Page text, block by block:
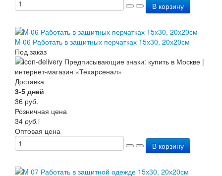
В корзину
M 06 Работать в защитных перчатках 15х30, 20х20см
Под заказ
Доставка
3-5 дней
36 руб.
Розничная цена
34 руб.i
Оптовая цена
В корзину